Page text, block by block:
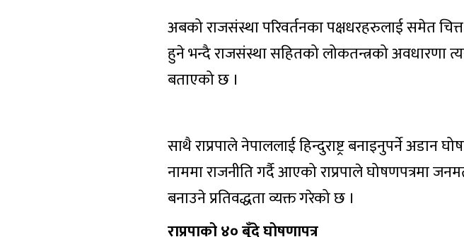
अबको राजसंस्था परिवर्तनका पक्षधरहरुलाई समेत
हुने भन्दै राजसंस्था सहितको लोकतन्त्रको अवधारणा
बताएको छ ।
साथै राप्रपाले नेपाललाई हिन्दुराष्ट्र बनाइनुपर्ने अडान
नाममा राजनीति गर्दै आएको राप्रपाले घोषणपत्रमा
बनाउने प्रतिवद्धता व्यक्त गरेको छ ।
राप्रपाको ४० बुँदे घोषणापत्र